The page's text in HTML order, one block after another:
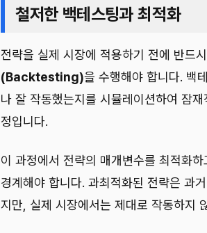
철저한 백테스팅과 최적화
전략을 실제 시장에 적용하기 전에 반드
(Backtesting)을 수행해야 합니다. 백
나 잘 작동했는지를 시뮬레이션하여 잠
정입니다.
이 과정에서 전략의 매개변수를 최적화
경계해야 합니다. 과최적화된 전략은 과
지만, 실제 시장에서는 제대로 작동하지